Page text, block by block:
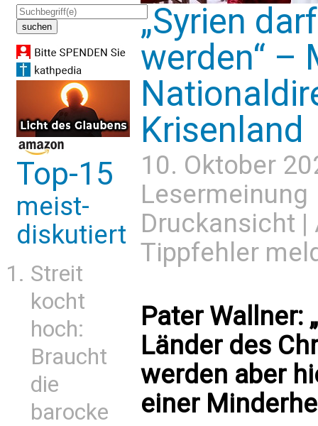
Top-15
meist-
diskutiert
Streit
kocht
hoch:
Braucht
die
barocke
„Syrien
werden“ –
Krisenland
10. Oktober
Lesermeinung
Druckansicht |
Tippfehler
Pater Wallner:
Länder des
werden aber
einer